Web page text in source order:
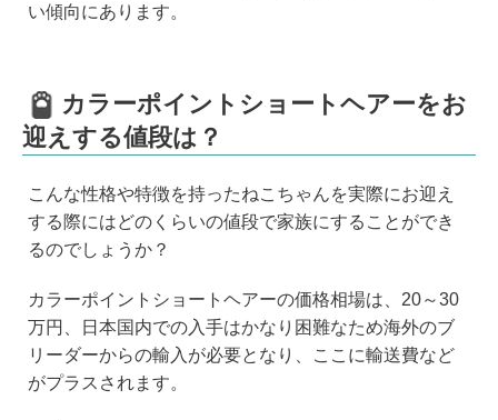
い傾向にあります。
カラーポイントショートヘアーをお
迎えする値段は？
こんな性格や特徴を持ったねこちゃんを実際にお迎え
する際にはどのくらいの値段で家族にすることができ
るのでしょうか？
カラーポイントショートヘアーの価格相場は、20～30
万円、日本国内での入手はかなり困難なため海外のブ
リーダーからの輸入が必要となり、ここに輸送費など
がプラスされます。